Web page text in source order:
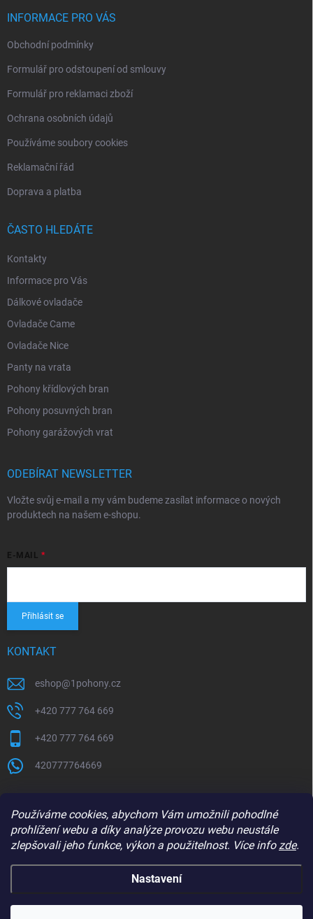
Používáme cookies, abychom Vám umožnili pohodlné
prohlížení webu a díky analýze provozu webu neustále
zlepšovali jeho funkce, výkon a použitelnost. Více infozde.
Nastavení
INFORMACE PRO VÁS
Obchodní podmínky
Formulář pro odstoupení od smlouvy
Formulář pro reklamaci zboží
Ochrana osobních údajů
Používáme soubory cookies
Reklamační řád
Doprava a platba
ČASTO HLEDÁTE
Kontakty
Informace pro Vás
Dálkové ovladače
Ovladače Came
Ovladače Nice
Panty na vrata
Pohony křídlových bran
Pohony posuvných bran
Pohony garážových vrat
ODEBÍRAT NEWSLETTER
Vložte svůj e-mail a my vám budeme zasílat informace o nových
produktech na našem e-shopu.
E-MAIL
Přihlásit se
KONTAKT
eshop@1pohony.cz
+420 777 764 669
+420 777 764 669
420777764669
Copyright 20261Pohony.cz. Všechna práva vyhrazena.Upravit nastavení